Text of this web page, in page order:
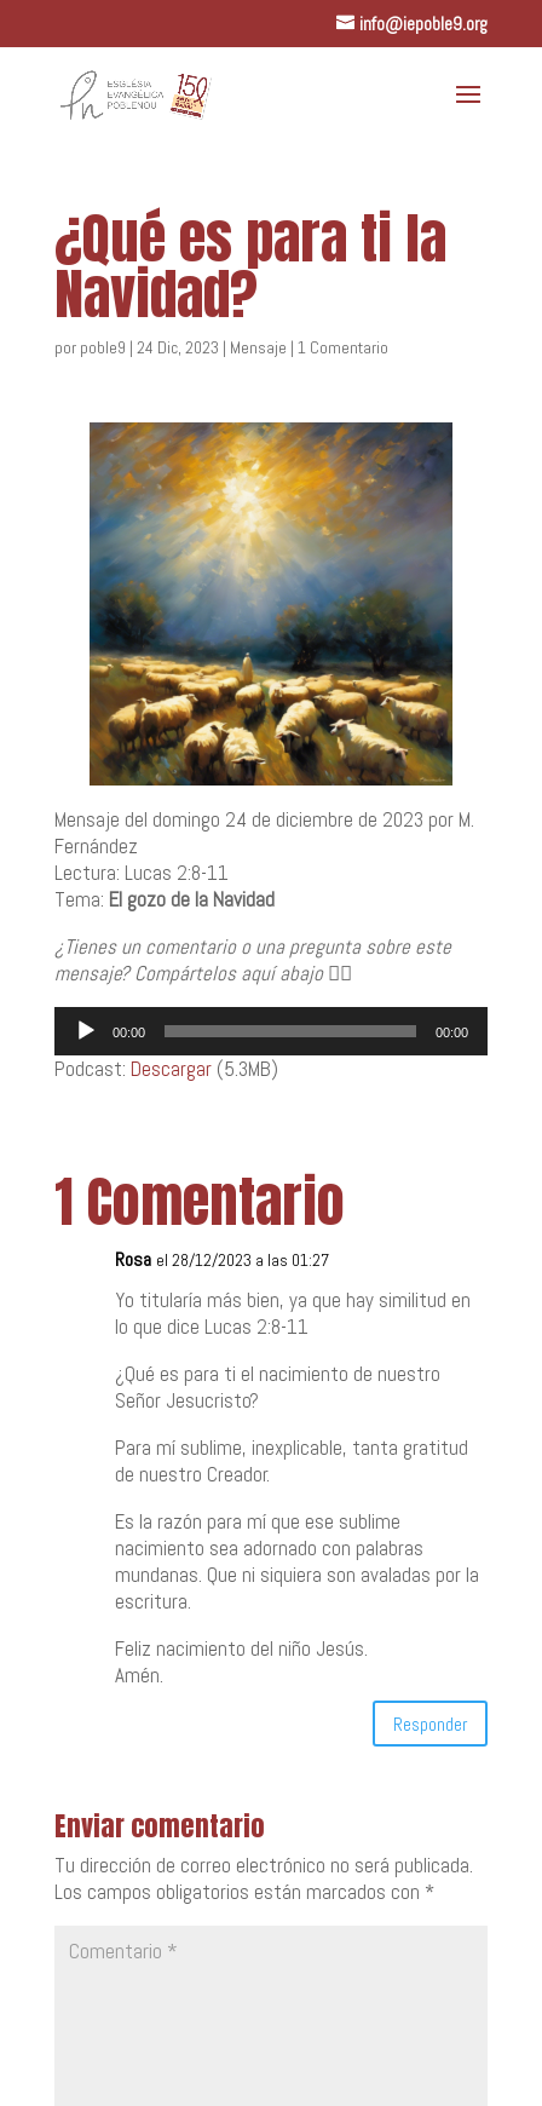
info@iepoble9.org
¿Qué es para ti la
Navidad?
por poble9 | 24 Dic, 2023 | Mensaje | 1 Comentario
Mensaje del domingo 24 de diciembre de 2023 por M.
Fernández
Lectura: Lucas 2:8-11
Tema: El gozo de la Navidad
¿Tienes un comentario o una pregunta sobre este
mensaje? Compártelos aquí abajo👇🏼
Reproductor
de
00:00 00:00
Podcast: Descargar(5.3MB)
1 Comentario
Rosa el 28/12/2023 a las 01:27
Yo titularía más bien, ya que hay similitud en
lo que dice Lucas 2:8-11
¿Qué es para ti el nacimiento de nuestro
Señor Jesucristo?
Para mí sublime, inexplicable, tanta gratitud
de nuestro Creador.
Es la razón para mí que ese sublime
nacimiento sea adornado con palabras
mundanas. Que ni siquiera son avaladas por la
escritura.
Feliz nacimiento del niño Jesús.
Amén.
Responder
Enviar comentario
Tu dirección de correo electrónico no será publicada.
Los campos obligatorios están marcados con *